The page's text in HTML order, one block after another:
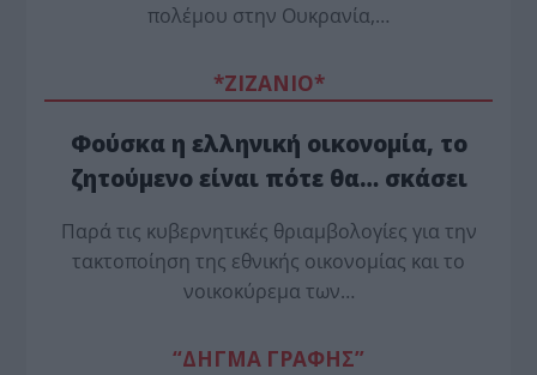
πολέμου στην Ουκρανία,…
*ZΙΖΑΝΙΟ*
Φούσκα η ελληνική οικονομία, το
ζητούμενο είναι πότε θα… σκάσει
Παρά τις κυβερνητικές θριαμβολογίες για την
τακτοποίηση της εθνικής οικονομίας και το
νοικοκύρεμα των…
“ΔΗΓΜΑ ΓΡΑΦΗΣ”